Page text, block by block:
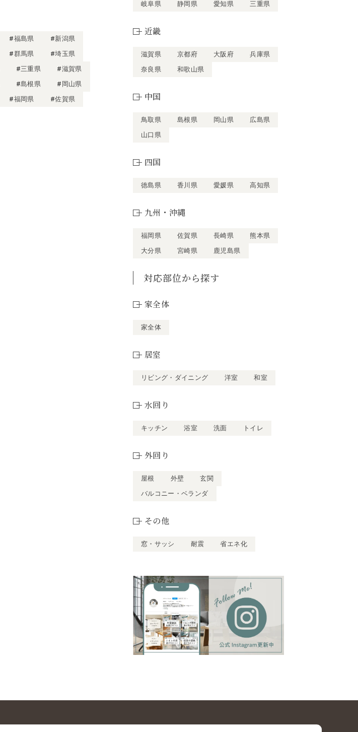
#福島県
#新潟県
#群馬県
#埼玉県
#三重県
#滋賀県
#島根県
#岡山県
#福岡県
#佐賀県
岐阜県 静岡県 愛知県 三重県
近畿
滋賀県 京都府 大阪府
兵庫県
奈良県
和歌山県
中国
鳥取県 島根県 岡山県
広島県
山口県
四国
徳島県 香川県 愛媛県 高知県
九州・沖縄
福岡県 佐賀県 長崎県
熊本県
大分県
宮崎県 鹿児島県
対応部位から探す
家全体
家全体
居室
リビング・ダイニング 洋室 和室
水回り
キッチン 浴室 洗面 トイレ
外回り
屋根 外壁
玄関
バルコニー・ベランダ
その他
窓・サッシ 耐震 省エネ化